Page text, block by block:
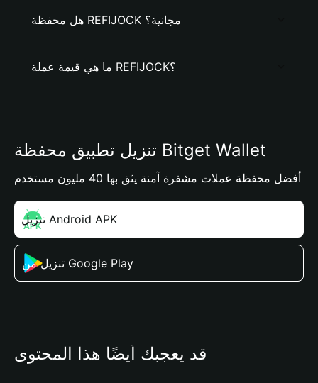
هل محفظة REFIJOCK مجانية؟
ما هي قيمة عملة REFIJOCK؟
تنزيل تطبيق محفظة Bitget Wallet
أفضل محفظة عملات مشفرة آمنة يثق بها 40 مليون مستخدم
تنزيل Android APK
تنزيل من Google Play
قد يعجبك أيضًا هذا المحتوى